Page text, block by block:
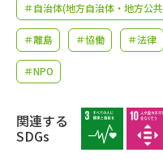
学問のミニ講義「夢ナビ講義」
学問の教科書
ユー
Ｑ＆Ａ よくあるご質問
＃自治体(地方自治体・地方公
＃離島 ＃協働 ＃法律
＃NPO
関連する
SDGs